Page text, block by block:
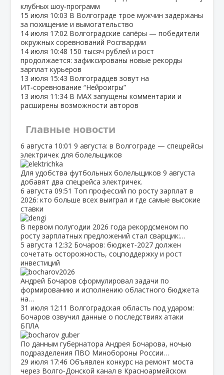
клубных шоу‑программ
15 июля 10:03 В Волгограде трое мужчин задержаны
за похищение и вымогательство
14 июля 17:02 Волгоградские сапёры — победители
окружных соревнований Росгвардии
14 июля 10:48 150 тысяч рублей и рост
продолжается: зафиксированы новые рекорды
зарплат курьеров
13 июля 15:43 Волгоградцев зовут на
ИТ‑соревнование “Нейроигры”
13 июля 11:34 В МАХ запущены комментарии и
расширены возможности авторов
Главные новости
6 августа 10:01 9 августа: в Волгограде — спецрейсы
электричек для болельщиков
Для удобства футбольных болельщиков 9 августа
добавят два спецрейса электричек.
6 августа 09:51 Топ профессий по росту зарплат в
2026: кто больше всех выиграл и где самые высокие
ставки
В первом полугодии 2026 года рекордсменом по
росту зарплатных предложений стал сварщик:…
5 августа 12:32 Бочаров: бюджет‑2027 должен
сочетать осторожность, соцподдержку и рост
инвестиций
Андрей Бочаров сформулировал задачи по
формированию и исполнению областного бюджета
на…
31 июля 12:11 Волгоградская область под ударом:
Бочаров озвучил данные о последствиях атаки
БПЛА
По данным губернатора Андрея Бочарова, ночью
подразделения ПВО Минобороны России…
29 июля 17:46 Объявлен конкурс на ремонт моста
через Волго‑Донской канал в Красноармейском